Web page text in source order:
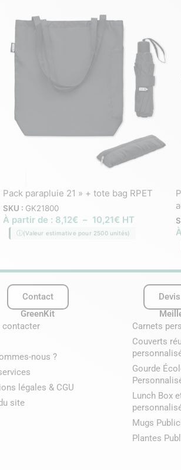
Pack parapluie 21 » + tote bag RPET
SKU : GK21800
À partir de : 8,12€ – 10,21€ HT
(Valeur estimative pour 2500 unités)
Contact
GreenKit
contacter
nous ?
légales & CGU
site
Carnets
Couverts
Gourde
Lunch Box
Mugs
Plantes